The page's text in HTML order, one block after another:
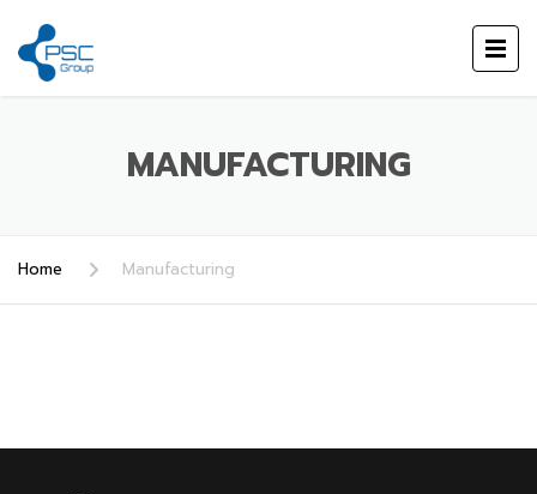
MANUFACTURING
Home Manufacturing